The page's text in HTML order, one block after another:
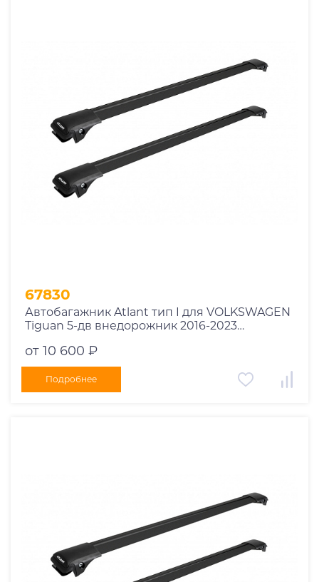
67830
Автобагажник Atlant тип I для VOLKSWAGEN
Tiguan 5-дв внедорожник 2016-2023
10002+11115+11114
от 10 600 ₽
Подробнее